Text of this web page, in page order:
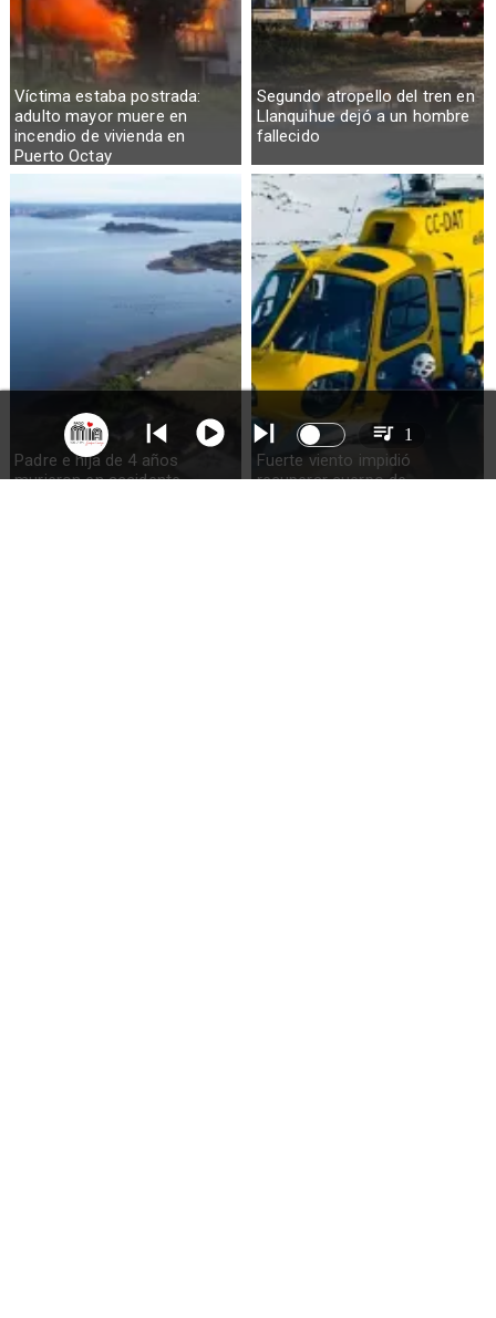
Víctima estaba postrada:
adulto mayor muere en
incendio de vivienda en
Puerto Octay
Segundo atropello del tren en
Llanquihue dejó a un hombre
fallecido
Padre e hija de 4 años
murieron en accidente
Fuerte viento impidió
recuperar cuerpo de
1